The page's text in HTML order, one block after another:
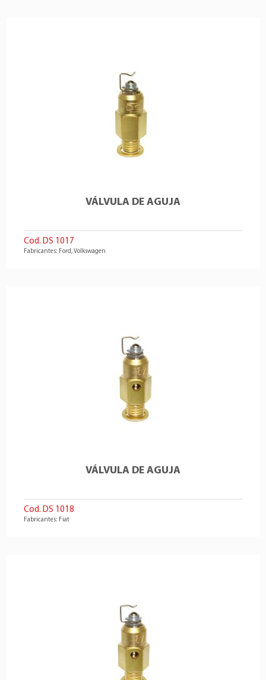
VÁLVULA DE AGUJA
Cod. DS 1017
Fabricantes: Ford, Volkswagen
VÁLVULA DE AGUJA
Cod. DS 1018
Fabricantes: Fiat